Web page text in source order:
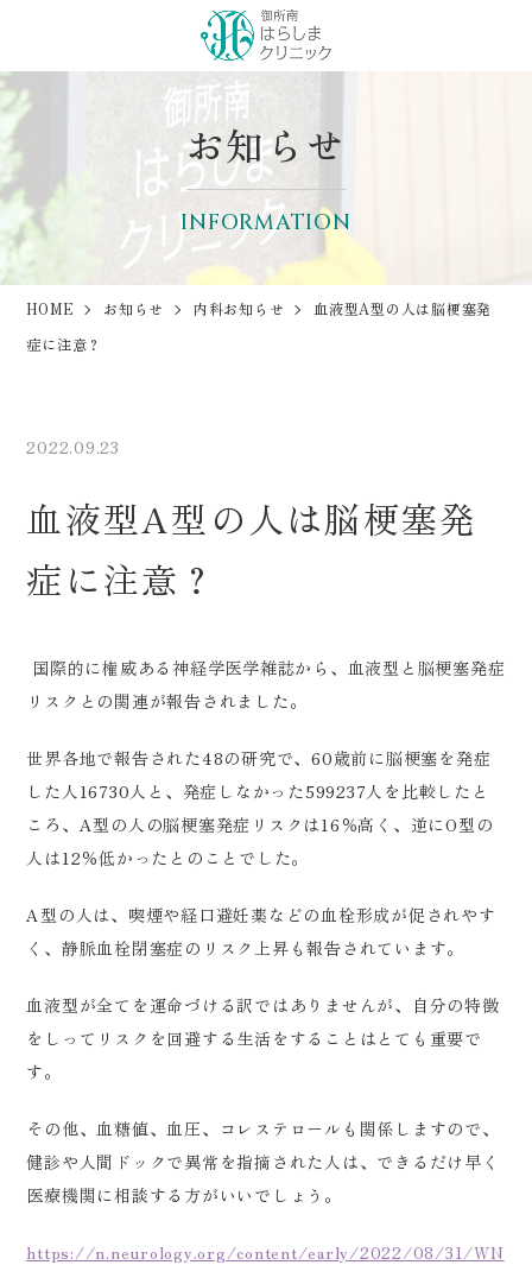
お知らせ
INFORMATION
HOME お知らせ 内科お知らせ
血液型A型の人は脳梗塞発
症に注意？
2022.09.23
血液型A型の人は脳梗塞発
症に注意？
国際的に権威ある神経学医学雑誌から、血液型と脳梗塞発症
リスクとの関連が報告されました。
世界各地で報告された48の研究で、60歳前に脳梗塞を発症
した人16730人と、発症しなかった599237人を比較したと
ころ、A型の人の脳梗塞発症リスクは16％高く、逆にO型の
人は12％低かったとのことでした。
A型の人は、喫煙や経口避妊薬などの血栓形成が促されやす
く、静脈血栓閉塞症のリスク上昇も報告されています。
血液型が全てを運命づける訳ではありませんが、自分の特徴
をしってリスクを回避する生活をすることはとても重要で
す。
その他、血糖値、血圧、コレステロールも関係しますので、
健診や人間ドックで異常を指摘された人は、できるだけ早く
医療機関に相談する方がいいでしょう。
https://n.neurology.org/content/early/2022/08/31/WN